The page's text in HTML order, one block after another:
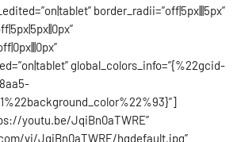
border_radii=”off|5px|||5px”
global_colors_info=”{%22gcid-
youtu.be/JqiBn0aTWRE”
vi/JqiBn0aTWRE/hqdefault.jpg”